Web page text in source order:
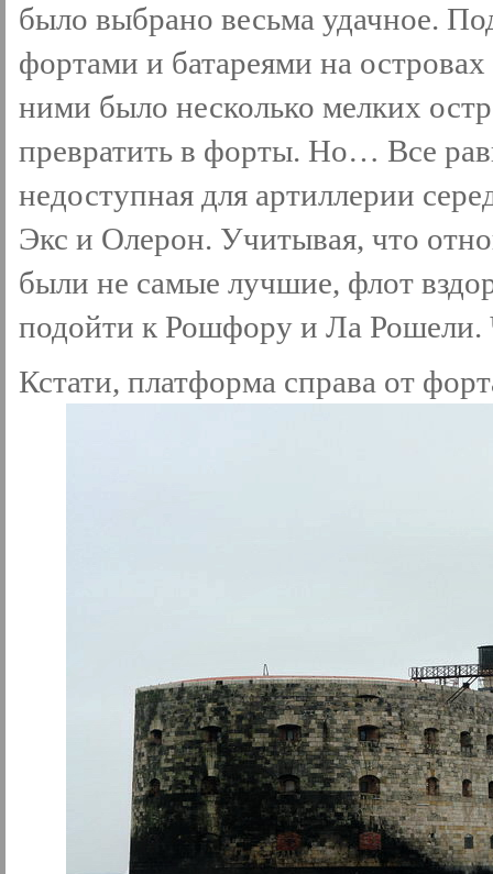
было выбрано весьма удачное.
фортами и батареями на
ними было несколько мелких
превратить в форты. Но… Все
недоступная для артиллерии
Экс и Олерон. Учитывая, что
были не самые лучшие, флот
подойти к Рошфору и Ла Рошели.
Кстати, платформа справа от